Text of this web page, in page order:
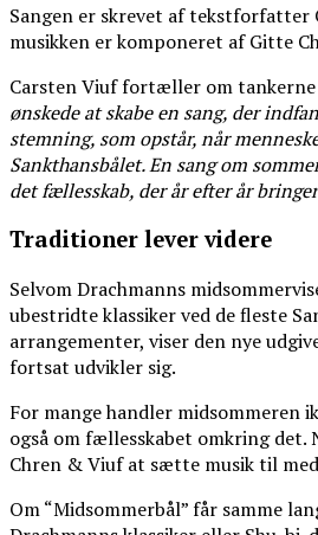
Sangen er skrevet af tekstforfatter
musikken er komponeret af Gitte
Carsten Viuf fortæller om tankerne
ønskede at skabe en sang, der
stemning, som opstår, når
Sankthansbålet. En sang om
det fællesskab, der år efter år
Traditioner lever videre
Selvom Drachmanns
ubestridte klassiker ved de fleste
arrangementer, viser den nye
fortsat udvikler sig.
For mange handler midsommeren
også om fællesskabet omkring det.
Chren & Viuf at sætte musik til med
Om “Midsommerbål” får samme